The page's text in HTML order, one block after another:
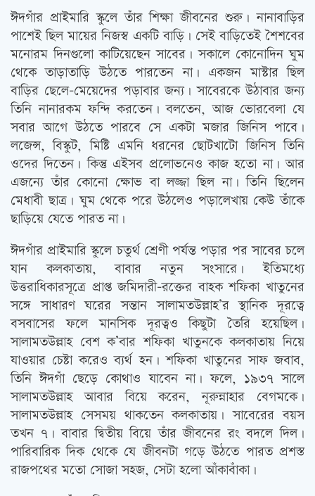
ঈদগাঁর প্রাইমারি স্কুলে তাঁর শিক্ষা জীবনের শুরু। নানাবাড়ির
পাশেই ছিল মায়ের নিজস্ব একটি বাড়ি। সেই বাড়িতেই শৈশবের
মনোরম দিনগুলো কাটিয়েছেন সাবের। সকালে কোনোদিন ঘুম
থেকে তাড়াতাড়ি উঠতে পারতেন না। একজন মাস্টার ছিল
বাড়ির ছেলে-মেয়েদের পড়াবার জন্য। সাবেরকে উঠাবার জন্য
তিনি নানারকম ফন্দি করতেন। বলতেন, আজ ভোরবেলা যে
সবার আগে উঠতে পারবে সে একটা মজার জিনিস পাবে।
লজেন্স, বিস্কুট, মিষ্টি এমনি ধরনের ছোটখাটো জিনিস তিনি
ওদের দিতেন। কিন্তু এইসব প্রলোভনেও কাজ হতো না। আর
এজন্যে তাঁর কোনো ক্ষোভ বা লজ্জা ছিল না। তিনি ছিলেন
মেধাবী ছাত্র। ঘুম থেকে পরে উঠলেও পড়ালেখায় কেউ তাঁকে
ছাড়িয়ে যেতে পারত না।
ঈদগাঁর প্রাইমারি স্কুলে চতুর্থ শ্রেণী পর্যন্ত পড়ার পর সাবের চলে
যান কলকাতায়, বাবার নতুন সংসারে। ইতিমধ্যে
উত্তরাধিকারসূত্রে প্রাপ্ত জমিদারী-রক্তের বাহক শফিকা খাতুনের
সঙ্গে সাধারণ ঘরের সন্তান সালামতউল্লাহ’র স্থানিক দূরত্বে
বসবাসের ফলে মানসিক দূরত্বও কিছুটা তৈরি হয়েছিল।
সালামতউল্লাহ বেশ ক’বার শফিকা খাতুনকে কলকাতায় নিয়ে
যাওয়ার চেষ্টা করেও ব্যর্থ হন। শফিকা খাতুনের সাফ জবাব,
তিনি ঈদগাঁ ছেড়ে কোথাও যাবেন না। ফলে, ১৯৩৭ সালে
সালামতউল্লাহ আবার বিয়ে করেন, নূরুন্নাহার বেগমকে।
সালামতউল্লাহ সেসময় থাকতেন কলকাতায়। সাবেরের বয়স
তখন ৭। বাবার দ্বিতীয় বিয়ে তাঁর জীবনের রং বদলে দিল।
পারিবারিক দিক থেকে যে জীবনটা গড়ে উঠতে পারত প্রশস্ত
রাজপথের মতো সোজা সহজ, সেটা হলো আঁকাবাঁকা।